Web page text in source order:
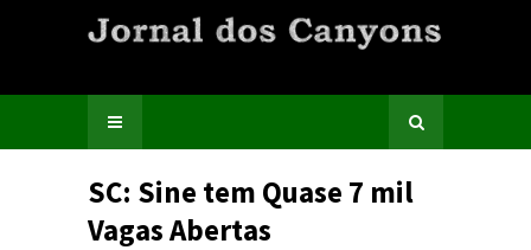
SC: Sine tem Quase 7 mil
Vagas Abertas